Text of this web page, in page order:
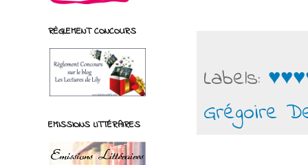
Labels:
Grégoire
RÈGLEMENT CONCOURS
EMISSIONS LITTÉRAIRES